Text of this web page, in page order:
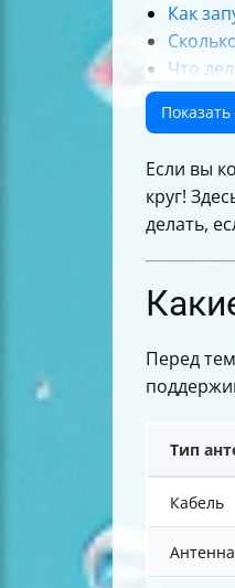
Как
Что
Куда
Если вы
круг!
делать,
Перед
Тип
Кабель